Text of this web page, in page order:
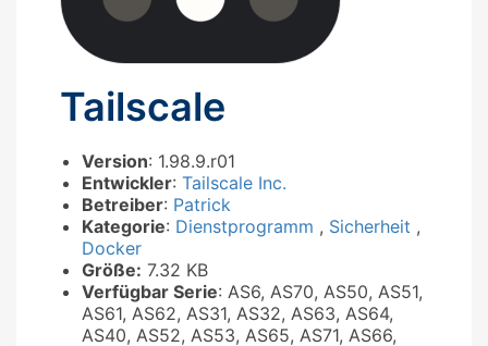
Tailscale
Version: 1.98.9.r01
Entwickler: Tailscale Inc.
Betreiber: Patrick
Kategorie: Dienstprogramm , Sicherheit ,
Docker
Größe: 7.32 KB
Verfügbar Serie: AS6, AS70, AS50, AS51,
AS61, AS62, AS31, AS32, AS63, AS64,
AS40, AS52, AS53, AS65, AS71, AS66,